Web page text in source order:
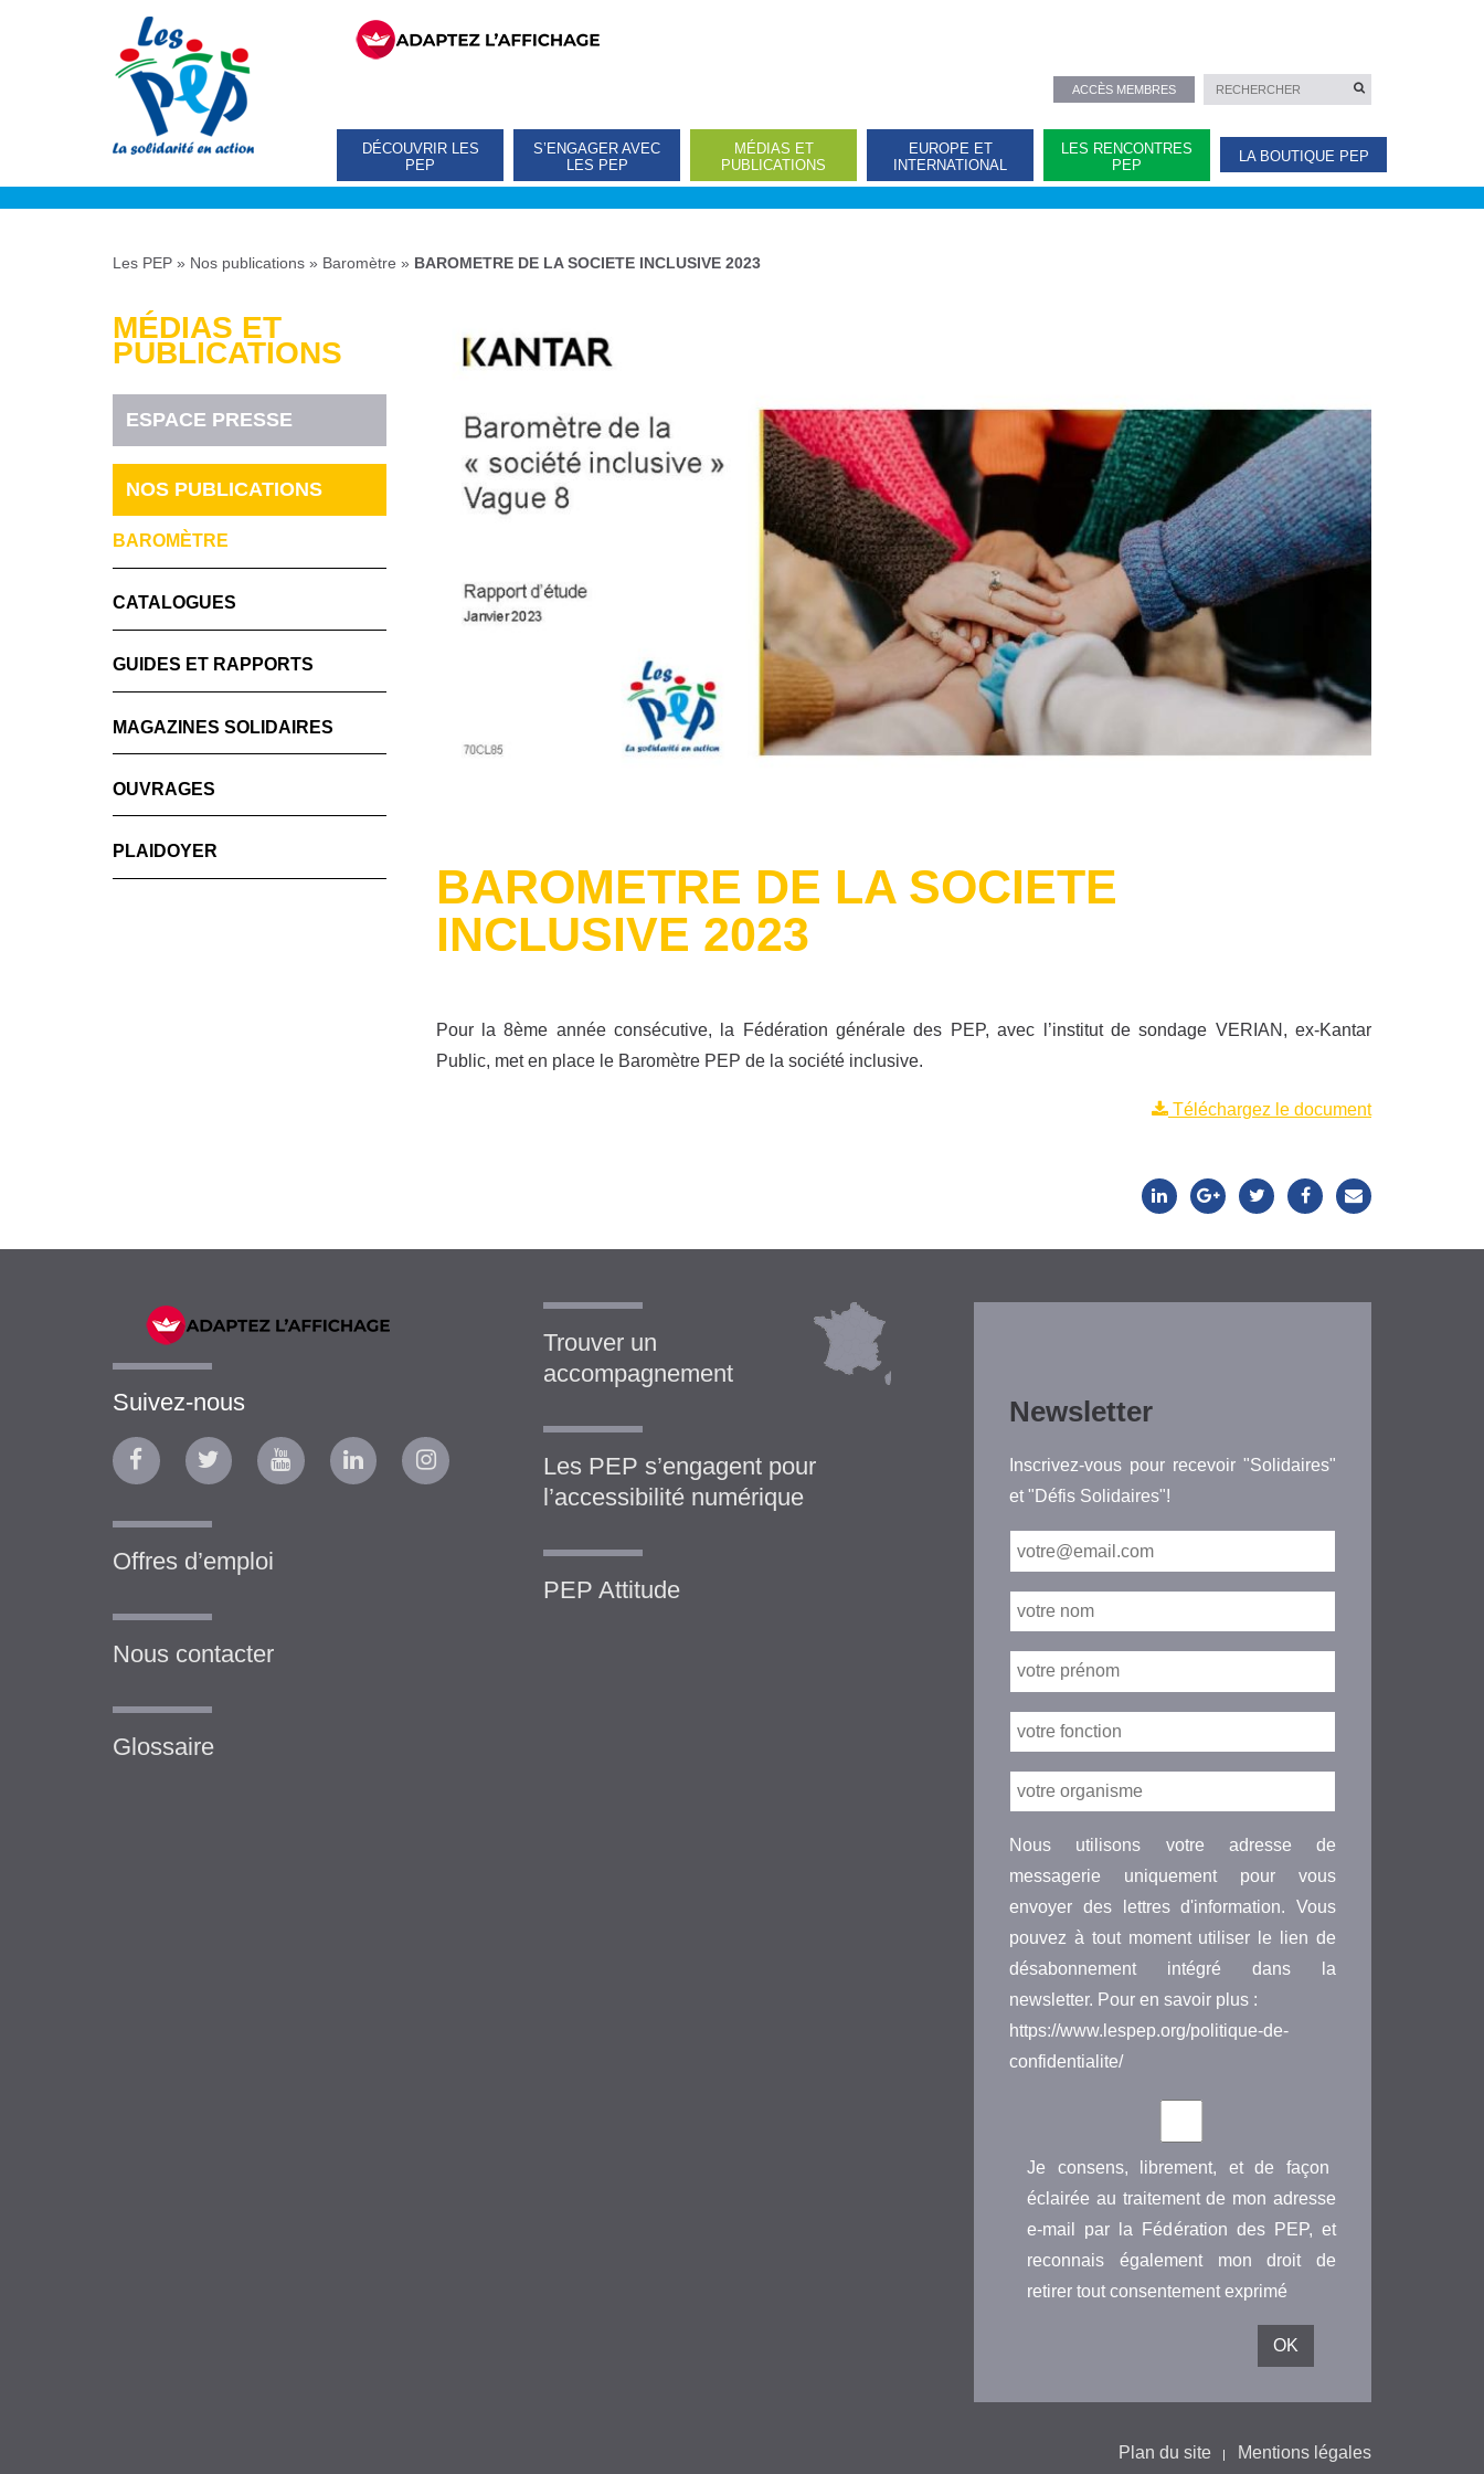
ACCÈS MEMBRES
DÉCOUVRIR LES
PEP
S’ENGAGER AVEC
LES PEP
MÉDIAS ET
PUBLICATIONS
EUROPE ET
INTERNATIONAL
LES RENCONTRES
PEP
LA BOUTIQUE PEP
Les PEP » Nos publications » Baromètre » BAROMETRE DE LA SOCIETE INCLUSIVE 2023
MÉDIAS ET
PUBLICATIONS
ESPACE PRESSE
NOS PUBLICATIONS
BAROMÈTRE
CATALOGUES
GUIDES ET RAPPORTS
MAGAZINES SOLIDAIRES
OUVRAGES
PLAIDOYER
BAROMETRE DE LA SOCIETE
INCLUSIVE 2023
Pour la 8ème année consécutive, la Fédération générale des PEP, avec l’institut de sondage VERIAN, ex-Kantar
Public, met en place le Baromètre PEP de la société inclusive.
Téléchargez le document
Suivez-nous
Offres d’emploi
Nous contacter
Glossaire
Trouver un
accompagnement
Les PEP s’engagent pour
l’accessibilité numérique
PEP Attitude
Newsletter
Inscrivez-vous pour recevoir "Solidaires"
et "Défis Solidaires"!
Nous utilisons votre adresse de
messagerie uniquement pour vous
envoyer des lettres d'information. Vous
pouvez à tout moment utiliser le lien de
désabonnement intégré dans la
newsletter. Pour en savoir plus :
https://www.lespep.org/politique-de-
confidentialite/
Je consens, librement, et de façon
éclairée au traitement de mon adresse
e-mail par la Fédération des PEP, et
reconnais également mon droit de
retirer tout consentement exprimé
Plan du site Mentions légales